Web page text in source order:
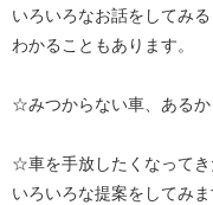
いろいろなお話をしてみ
わかることもあります。
☆みつからない車、あるか
☆車を手放したくなってき
いろいろな提案をしてみま